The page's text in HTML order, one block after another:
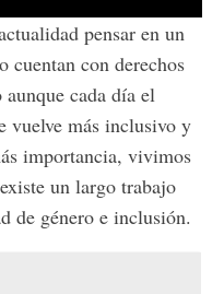
pensar en un
cuentan con derechos
cada día el
vuelve más inclusivo y
importancia, vivimos
un largo trabajo
de género e inclusión.